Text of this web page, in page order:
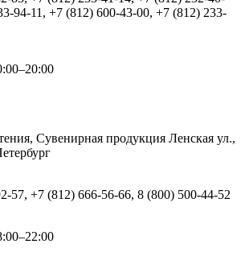
94-11, +7 (812) 600-43-00, +7 (812) 233-
Сувенирная продукция Ленская ул.,
57, +7 (812) 666-56-66, 8 (800) 500-44-52